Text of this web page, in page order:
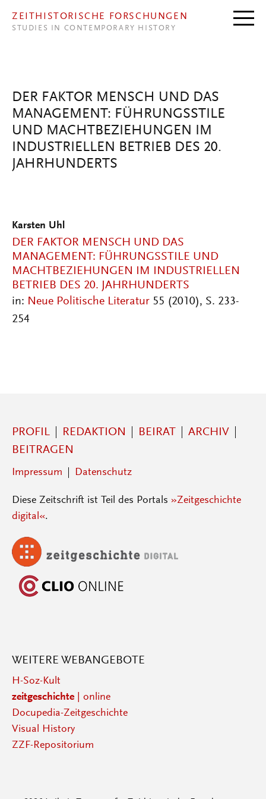
ZEITHISTORISCHE FORSCHUNGEN
STUDIES IN CONTEMPORARY HISTORY
DER FAKTOR MENSCH UND DAS
MANAGEMENT: FÜHRUNGSSTILE
UND MACHTBEZIEHUNGEN IM
INDUSTRIELLEN BETRIEB DES 20.
JAHRHUNDERTS
Karsten Uhl
DER FAKTOR MENSCH UND DAS
MANAGEMENT: FÜHRUNGSSTILE UND
MACHTBEZIEHUNGEN IM INDUSTRIELLEN
BETRIEB DES 20. JAHRHUNDERTS
in: Neue Politische Literatur 55 (2010), S. 233-
254
PROFIL REDAKTION BEIRAT
ARCHIV
BEITRAGEN
Impressum Datenschutz
Diese Zeitschrift ist Teil des Portals »Zeitgeschichte
digital«.
WEITERE WEBANGEBOTE
H-Soz-Kult
zeitgeschichte| online
Docupedia-Zeitgeschichte
Visual History
ZZF-Repositorium